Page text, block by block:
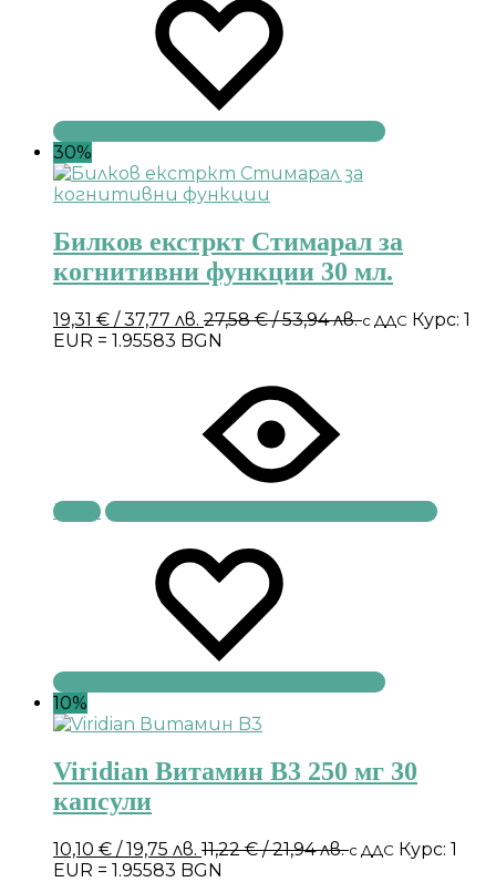
30%
Билков екстркт Стимарал за
когнитивни функции 30 мл.
19,31 € / 37,77 лв. 27,58€/ 53,94 лв.с ДДС Курс: 1
EUR = 1.95583 BGN
Купи
10%
Viridian Витамин B3 250 мг 30
капсули
10,10 € / 19,75 лв. 11,22€/ 21,94 лв.с ДДС Курс: 1
EUR = 1.95583 BGN